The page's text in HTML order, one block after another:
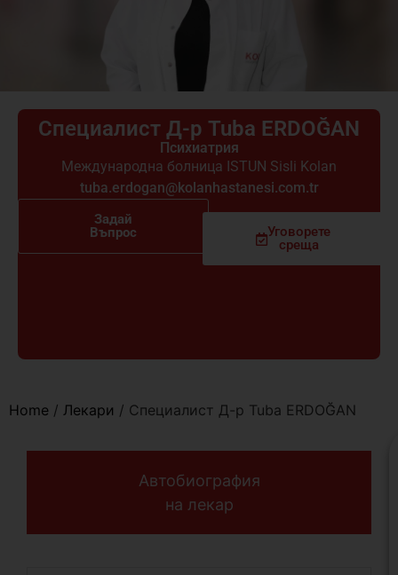
Специалист Д-р Tuba ERDOĞAN
Психиатрия
Международна болница ISTUN Sisli Kolan
tuba.erdogan@kolanhastanesi.com.tr
Задай
Въпрос
Уговорете
среща
Home / Лекари / Специалист Д-р Tuba ERDOĞAN
Автобиография
на лекар